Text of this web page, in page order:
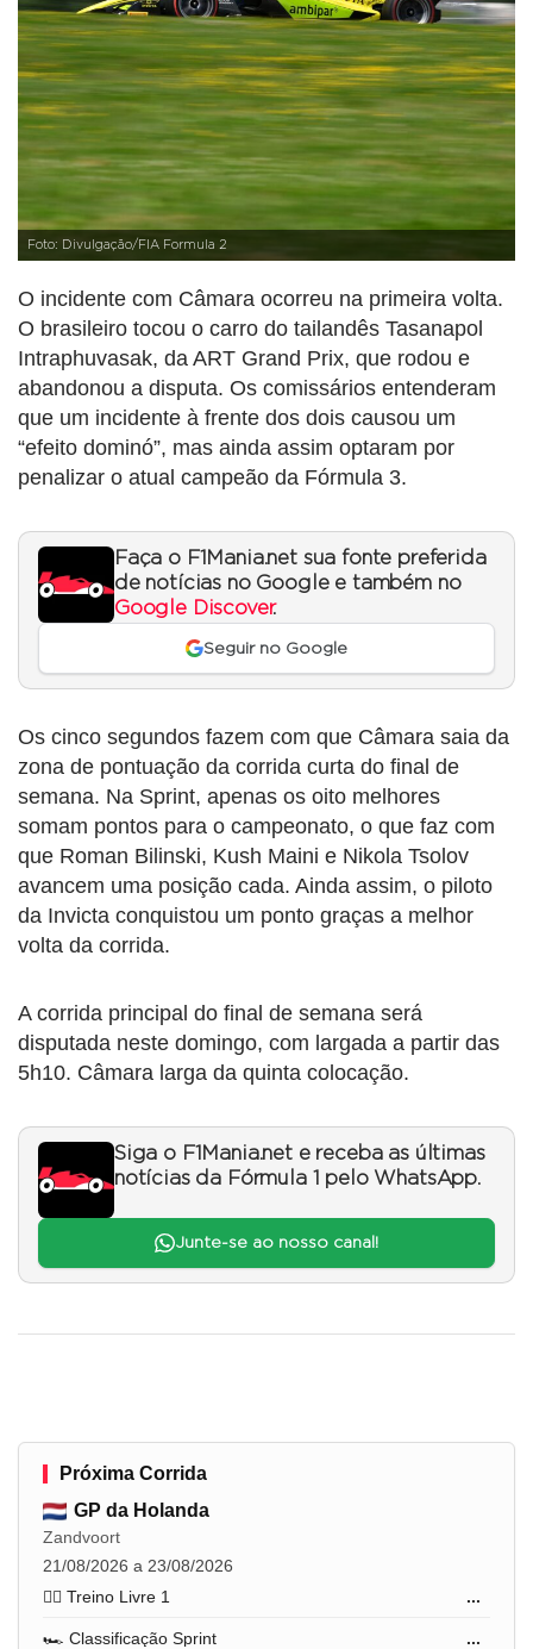
Foto: Divulgação/FIA Formula 2
O incidente com Câmara ocorreu na primeira volta.
O brasileiro tocou o carro do tailandês Tasanapol
Intraphuvasak, da ART Grand Prix, que rodou e
abandonou a disputa. Os comissários entenderam
que um incidente à frente dos dois causou um
“efeito dominó”, mas ainda assim optaram por
penalizar o atual campeão da Fórmula 3.
Faça o F1Mania.net sua fonte preferida
de notícias no Google e também no
Google Discover.
Seguir no Google
Os cinco segundos fazem com que Câmara saia da
zona de pontuação da corrida curta do final de
semana. Na Sprint, apenas os oito melhores
somam pontos para o campeonato, o que faz com
que Roman Bilinski, Kush Maini e Nikola Tsolov
avancem uma posição cada. Ainda assim, o piloto
da Invicta conquistou um ponto graças a melhor
volta da corrida.
A corrida principal do final de semana será
disputada neste domingo, com largada a partir das
5h10. Câmara larga da quinta colocação.
Siga o F1Mania.net e receba as últimas
notícias da Fórmula 1 pelo WhatsApp.
Junte-se ao nosso canal!
Próxima Corrida
GP da Holanda
Zandvoort
21/08/2026 a 23/08/2026
🏋️‍♂️ Treino Livre 1
...
🏎️ Classificação Sprint ...